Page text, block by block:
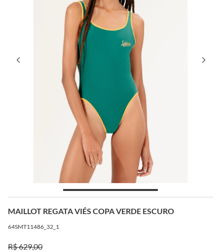
MAILLOT REGATA VIÉS COPA VERDE ESCURO
64SMT11486_32_1
R$ 629,00